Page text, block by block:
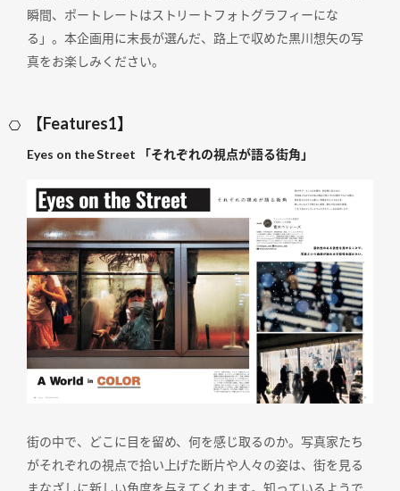
瞬間、ポートレートはストリートフォトグラフィーにな
る」。本企画用に末長が選んだ、路上で収めた黒川想矢の写
真をお楽しみください。
【Features1】
Eyes on the Street 「それぞれの視点が語る街角」
街の中で、どこに目を留め、何を感じ取るのか。写真家たち
がそれぞれの視点で拾い上げた断片や人々の姿は、街を見る
まなざしに新しい角度を与えてくれます。知っているようで